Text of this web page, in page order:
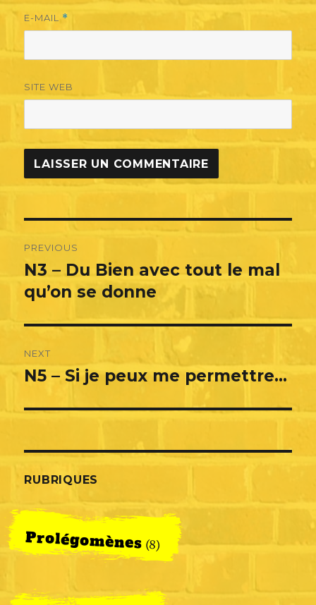
E-MAIL *
SITE WEB
de
l’article
PREVIOUS
Previous
post:
N3 – Du Bien avec tout le mal
qu’on se donne
NEXT
Next
N5 – Si je peux me permettre…
RUBRIQUES
Prolégomènes (8)